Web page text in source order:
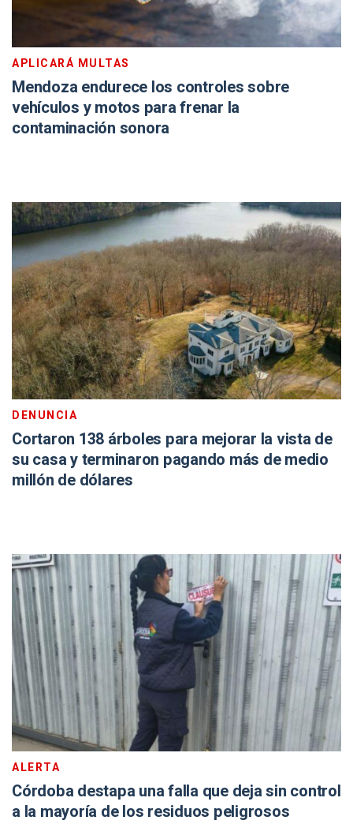
APLICARÁ MULTAS
Mendoza endurece los controles sobre
vehículos y motos para frenar la
contaminación sonora
DENUNCIA
Cortaron 138 árboles para mejorar la vista de
su casa y terminaron pagando más de medio
millón de dólares
ALERTA
Córdoba destapa una falla que deja sin control
a la mayoría de los residuos peligrosos